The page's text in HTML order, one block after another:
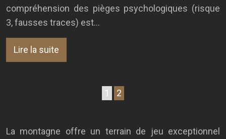
compréhension des pièges psychologiques (risque
3, fausses traces) est…
Lire la suite
1 2
La montagne offre un terrain de jeu exceptionnel